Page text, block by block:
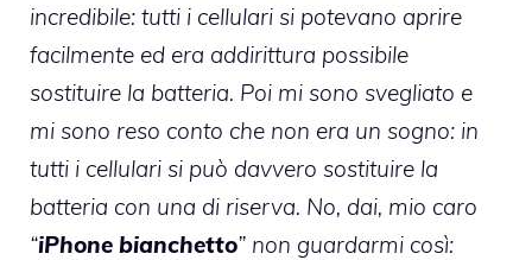
incredibile: tutti i cellulari si potevano aprire
facilmente ed era addirittura possibile
sostituire la batteria. Poi mi sono svegliato e
mi sono reso conto che non era un sogno: in
tutti i cellulari si può davvero sostituire la
batteria con una di riserva. No, dai, mio caro
“iPhone bianchetto” non guardarmi così: